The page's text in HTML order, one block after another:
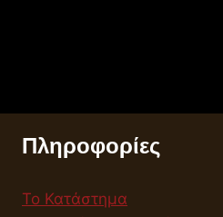
Πληροφορίες
Το Κατάστημα